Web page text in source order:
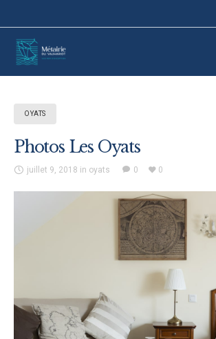
OYATS
Photos Les Oyats
juillet 9, 2018 in oyats 0 0